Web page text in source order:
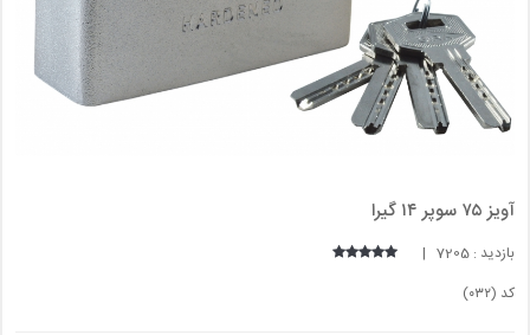
آویز ۷۵ سوپر ۱۴ گیرا
بازدید : 7205 |
کد (۰۳۲)